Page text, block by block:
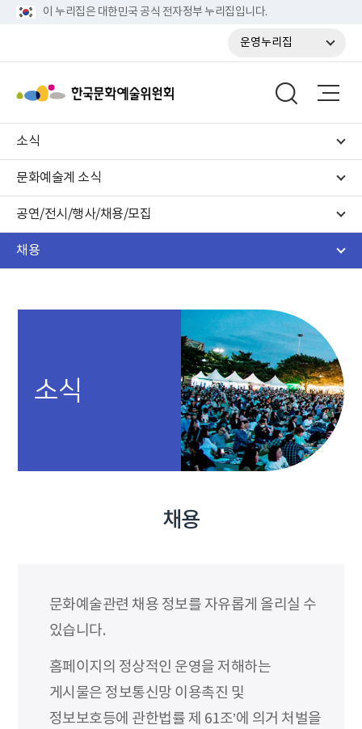
이 누리집은 대한민국 공식 전자정부 누리집입니다.
운영누리집
소식
문화예술계 소식
공연/전시/행사/채용/모집
채용
소식
채용
문화예술관련 채용 정보를 자유롭게 올리실 수
있습니다.
홈페이지의 정상적인 운영을 저해하는
게시물은 정보통신망 이용촉진 및
정보보호등에 관한법률 제 61조’에 의거 처벌을